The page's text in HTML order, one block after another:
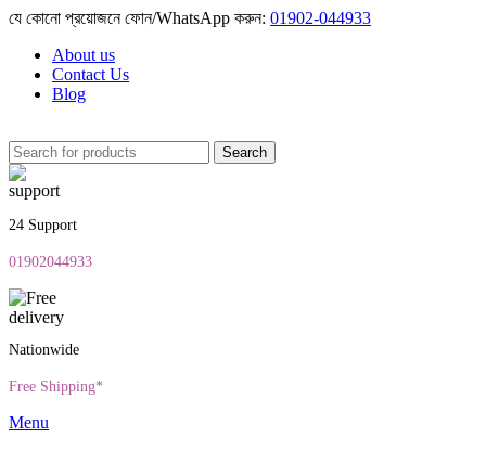
যে কোনো প্রয়োজনে ফোন/WhatsApp করুন: 01902-044933
About us
Contact Us
Blog
Search
24 Support
01902044933
Nationwide
Free Shipping*
Menu